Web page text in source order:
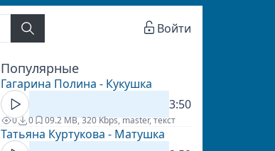
Войти
Популярные
Гагарина Полина - Кукушка
3:50
0 0 09.2 MB, 320 Kbps, master, текст
Татьяна Куртукова - Матушка